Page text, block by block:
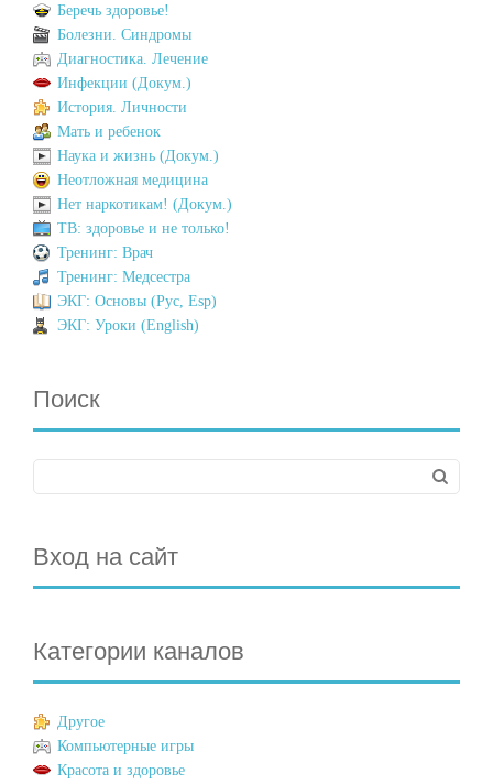
Беречь здоровье!
Болезни. Синдромы
Диагностика. Лечение
Инфекции (Докум.)
История. Личности
Мать и ребенок
Наука и жизнь (Докум.)
Неотложная медицина
Нет наркотикам! (Докум.)
ТВ: здоровье и не только!
Тренинг: Врач
Тренинг: Медсестра
ЭКГ: Основы (Рус, Esp)
ЭКГ: Уроки (English)
Поиск
Вход на сайт
Категории каналов
Другое
Компьютерные игры
Красота и здоровье